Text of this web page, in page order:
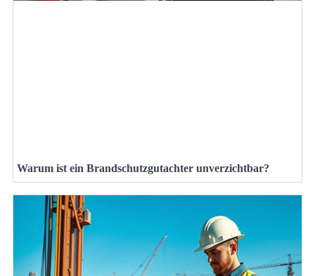
Warum ist ein Brandschutzgutachter unverzichtbar?